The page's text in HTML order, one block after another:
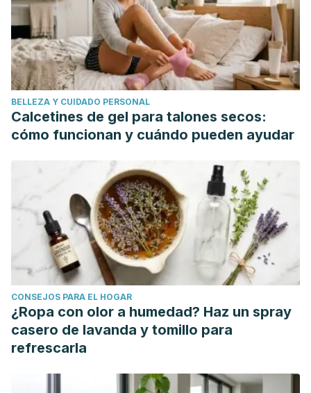
https://doi.org/10.1002/rcm.1767
NCBI. (2009). The Diuretic Effect in Human Subjects of an
Extract of Taraxacum officinale Folium over a Single Day.
https://www.ncbi.nlm.nih.gov/pmc/articles/PMC3155102/
NCBI. (2008). Chicoric acid, a new compound able to
enhance insulin release and glucose uptake.
https://www.ncbi.nlm.nih.gov/pubmed/18834859/
Women's Health, 2010.
https://www.sciencedirect.com/book/9780443072772/
medicine-for-womens-health
NCBI. (2016). Dandelion root extract affects colorectal
cancer proliferation and survival through the activation of
multiple death signalling pathways.
https://www.ncbi.nlm.nih.gov/pubmed/27564258
NCBI. (2012). Selective induction of apoptosis and
autophagy through treatment with dandelion root extract in
human pancreatic cancer cells.
NCBI. (2014). Effectiveness of inulin intake on indicators of
BELLEZA Y CUIDADO PERSONAL
Calcetines de gel para talones secos:
cómo funcionan y cuándo pueden ayudar
CONSEJOS PARA EL HOGAR
¿Ropa con olor a humedad? Haz un spray
casero de lavanda y tomillo para
refrescarla